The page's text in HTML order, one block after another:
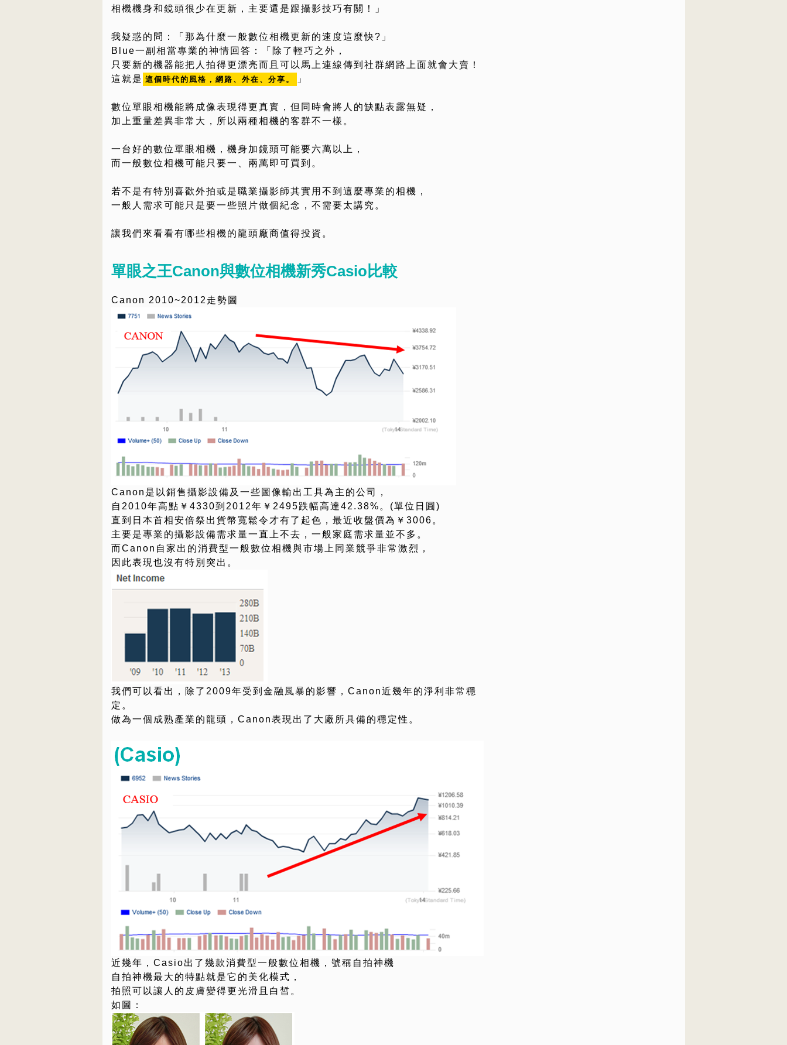
相機機身和鏡頭很少在更新，主要還是跟攝影技巧有關！」
我疑惑的問：「那為什麼一般數位相機更新的速度這麼快?」
Blue一副相當專業的神情回答：「除了輕巧之外，
只要新的機器能把人拍得更漂亮而且可以馬上連線傳到社群網路上面就會大賣！
這就是 這個時代的風格，網路、外在、分享。 」
數位單眼相機能將成像表現得更真實，但同時會將人的缺點表露無疑，
加上重量差異非常大，所以兩種相機的客群不一樣。
一台好的數位單眼相機，機身加鏡頭可能要六萬以上，
而一般數位相機可能只要一、兩萬即可買到。
若不是有特別喜歡外拍或是職業攝影師其實用不到這麼專業的相機，
一般人需求可能只是要一些照片做個紀念，不需要太講究。
讓我們來看看有哪些相機的龍頭廠商值得投資。
單眼之王Canon與數位相機新秀Casio比較
Canon 2010~2012走勢圖
Canon是以銷售攝影設備及一些圖像輸出工具為主的公司，
自2010年高點￥4330到2012年￥2495跌幅高達42.38%。(單位日圓)
直到日本首相安倍祭出貨幣寬鬆令才有了起色，最近收盤價為￥3006。
主要是專業的攝影設備需求量一直上不去，一般家庭需求量並不多。
而Canon自家出的消費型一般數位相機與市場上同業競爭非常激烈，
因此表現也沒有特別突出。
我們可以看出，除了2009年受到金融風暴的影響，Canon近幾年的淨利非常穩
定。
做為一個成熟產業的龍頭，Canon表現出了大廠所具備的穩定性。
近幾年，Casio出了幾款消費型一般數位相機，號稱自拍神機
自拍神機最大的特點就是它的美化模式，
拍照可以讓人的皮膚變得更光滑且白皙。
如圖：